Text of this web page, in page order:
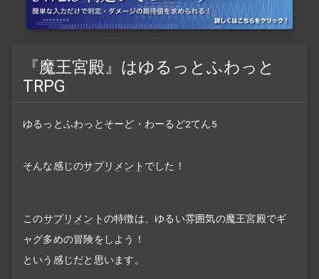
『魔王宮殿』はゆるっとふわっと
TRPG
ゆるっとふわっとそーど・わーるど2てん5
そんな感じのサプリメント でした！
このサプリメントの特徴は、ゆるい雰囲気の魔王宮殿でギ
ャグ多めの冒険をしよう！
という感じだと思います。